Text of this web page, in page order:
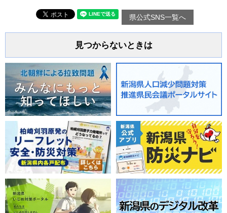
県公式SNS一覧へ
見つからないときは